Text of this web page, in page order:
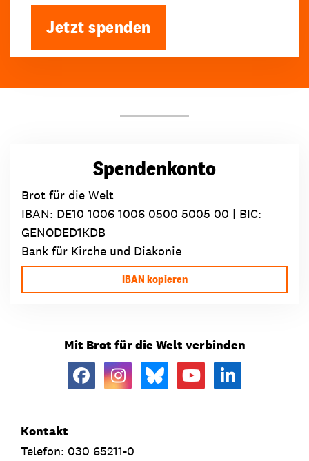
Jetzt spenden
Spendenkonto
Brot für die Welt
IBAN: DE10 1006 1006 0500 5005 00 | BIC:
GENODED1KDB
Bank für Kirche und Diakonie
IBAN kopieren
Mit Brot für die Welt verbinden
Kontakt
Telefon: 030 65211-0